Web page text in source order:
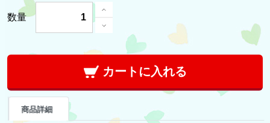
数量
カートに入れる
商品詳細